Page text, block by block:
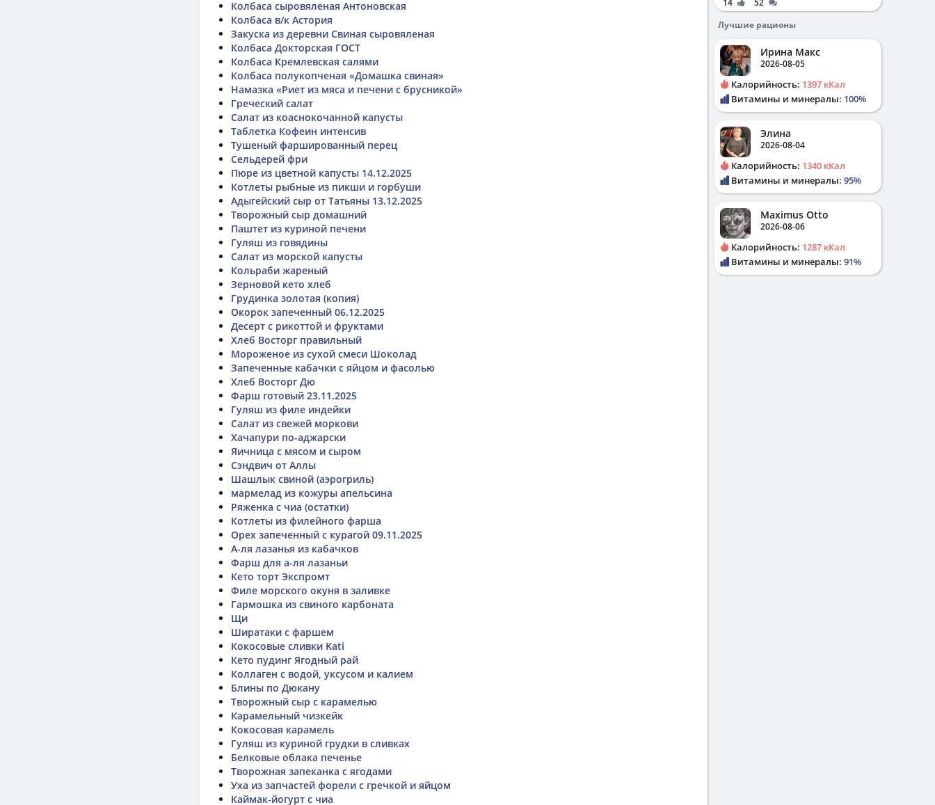
Колбаса сыровяленая Антоновская
Колбаса в/к Астория
Закуска из деревни Свиная сыровяленая
Колбаса Докторская ГОСТ
Колбаса Кремлевская салями
Колбаса полукопченая «Домашка свиная»
Намазка «Риет из мяса и печени с брусникой»
Греческий салат
Салат из коаснокочанной капусты
Таблетка Кофеин интенсив
Тушеный фаршированный перец
Сельдерей фри
Пюре из цветной капусты 14.12.2025
Котлеты рыбные из пикши и горбуши
Адыгейский сыр от Татьяны 13.12.2025
Творожный сыр домашний
Паштет из куриной печени
Гуляш из говядины
Салат из морской капусты
Кольраби жареный
Зерновой кето хлеб
Грудинка золотая (копия)
Окорок запеченный 06.12.2025
Десерт с рикоттой и фруктами
Хлеб Восторг правильный
Мороженое из сухой смеси Шоколад
Запеченные кабачки с яйцом и фасолью
Хлеб Восторг Дю
Фарш готовый 23.11.2025
Гуляш из филе индейки
Салат из свежей моркови
Хачапури по-аджарски
Яичница с мясом и сыром
Сэндвич от Аллы
Шашлык свиной (аэрогриль)
мармелад из кожуры апельсина
Ряженка с чиа (остатки)
Котлеты из филейного фарша
Орех запеченный с курагой 09.11.2025
А-ля лазанья из кабачков
Фарш для а-ля лазаньи
Кето торт Экспромт
Филе морского окуня в заливке
Гармошка из свиного карбоната
Щи
Ширатаки с фаршем
Кокосовые сливки Kati
Кето пудинг Ягодный рай
Коллаген с водой, уксусом и калием
Блины по Дюкану
Творожный сыр с карамелью
Карамельный чизкейк
Кокосовая карамель
Гуляш из куриной грудки в сливках
Белковые облака печенье
Творожная запеканка с ягодами
Уха из запчастей форели с гречкой и яйцом
Каймак-йогурт с чиа
14
52
Лучшие рационы
Ирина Макс
2026-08-05
Калорийность: 1397 кКал
Витамины и минералы: 100%
Элина
2026-08-04
Калорийность: 1340 кКал
Витамины и минералы: 95%
Maximus Otto
2026-08-06
Калорийность: 1287 кКал
Витамины и минералы: 91%